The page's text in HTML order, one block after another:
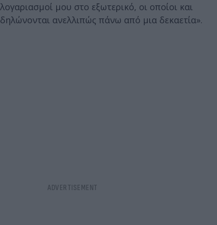
λογαριασμοί μου στο εξωτερικό, οι οποίοι και
δηλώνονται ανελλιπώς πάνω από μια δεκαετία».